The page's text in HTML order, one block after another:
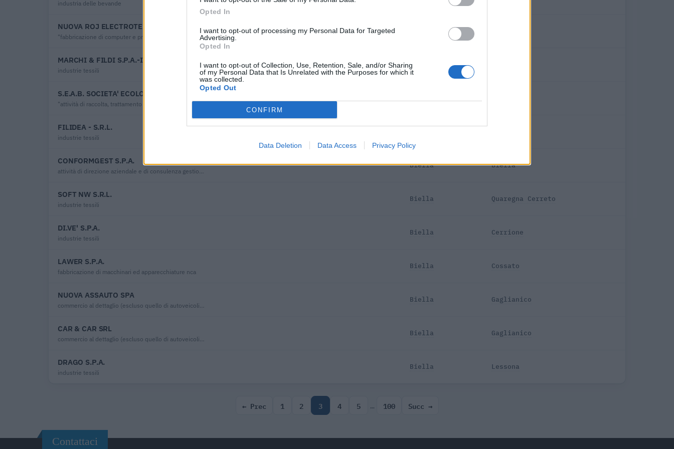
Opted In
I want to opt-out of processing my Personal Data for Targeted
Advertising.
Opted In
I want to opt-out of Collection, Use, Retention, Sale, and/or Sharing
of my Personal Data that Is Unrelated with the Purposes for which it
was collected.
Opted Out
CONFIRM
Data Deletion Data Access Privacy Policy
industria delle bevande
NUOVA ROJ ELECTROTEX SRL
"fabbricazione di computer e prodotti di elettronica e ottica; apparecchi elettromedicali, apparecchi di misurazione e di orologi"
MARCHI & FILDI S.P.A.-INDUSTRIE ITALIANE FILATI
industrie tessili
Biella
S.E.A.B. SOCIETA' ECOLOGICA AREA BIELLESE S.P.A.
FILIDEA - S.R.L.
industrie tessili
CONFORMGEST S.P.A.
attività di direzione aziendale e di consulenza gestionale
Biella Biella
SOFT NW S.R.L.
industrie tessili
Biella Quaregna Cerreto
DI.VE' S.P.A.
industrie tessili
Biella Cerrione
LAWER S.P.A.
fabbricazione di macchinari ed apparecchiature nca
Biella Cossato
NUOVA ASSAUTO SPA
commercio al dettaglio (escluso quello di autoveicoli e di motocicli)
Biella Gaglianico
CAR & CAR SRL
commercio al dettaglio (escluso quello di autoveicoli e di motocicli)
Biella Gaglianico
DRAGO S.P.A.
industrie tessili
Biella Lessona
← Prec 1 2 3 4 5 … 100 Succ →
Contattaci